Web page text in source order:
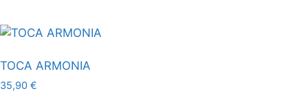
TOCA ARMONIA
35,90 €